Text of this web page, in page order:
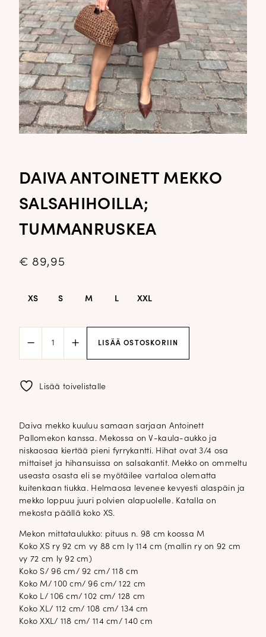
DAIVA ANTOINETT MEKKO
SALSAHIHOILLA;
TUMMANRUSKEA
€ 89,95
XS S M L XXL
Antoinett
mekko
tummanruskea
LISÄÄ OSTOSKORIIN
Lisää toivelistalle
Daiva mekko kuuluu samaan sarjaan Antoinett
Pallomekon kanssa. Mekossa on V-kaula-aukko ja
niskaosaa kiertää pieni fyrrykantti. Hihat ovat 3/4 osa
mittaiset ja hihansuissa on salsakantit. Mekko on ommeltu
useasta osasta eli se myötäilee vartaloa olematta
kuitenkaan tiukka. Helmaosa levenee kevyesti alaspäin ja
mekko loppuu juuri polvien alapuolelle. Katalla on
mekosta päällä koko XS.
Mekon mittataulukko: pituus n. 98 cm koossa M
Koko XS ry 92 cm vy 88 cm ly 114 cm (mallin ry on 92 cm
vy 72 cm ly 92 cm)
Koko S/ 96 cm/ 92 cm/ 118 cm
Koko M/ 100 cm/ 96 cm/ 122 cm
Koko L/ 106 cm/ 102 cm/ 128 cm
Koko XL/ 112 cm/ 108 cm/ 134 cm
Koko XXL/ 118 cm/ 114 cm/ 140 cm